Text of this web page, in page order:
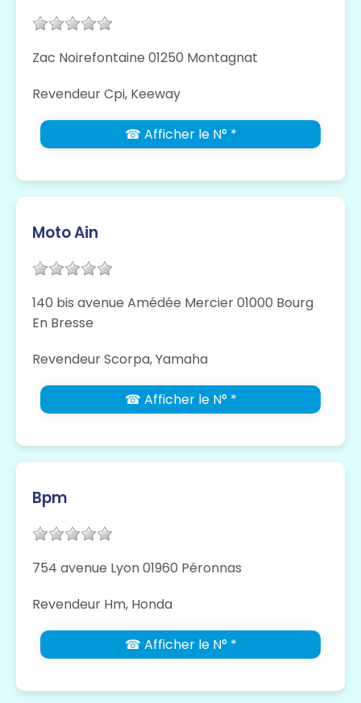
Zac Noirefontaine 01250 Montagnat
Revendeur Cpi, Keeway
☎ Afficher le N° *
Moto Ain
140 bis avenue Amédée Mercier 01000 Bourg
En Bresse
Revendeur Scorpa, Yamaha
☎ Afficher le N° *
Bpm
754 avenue Lyon 01960 Péronnas
Revendeur Hm, Honda
☎ Afficher le N° *